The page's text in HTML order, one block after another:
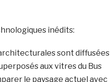
inédits:
sont diffusées
aux vitres du Bus
le paysage actuel avec